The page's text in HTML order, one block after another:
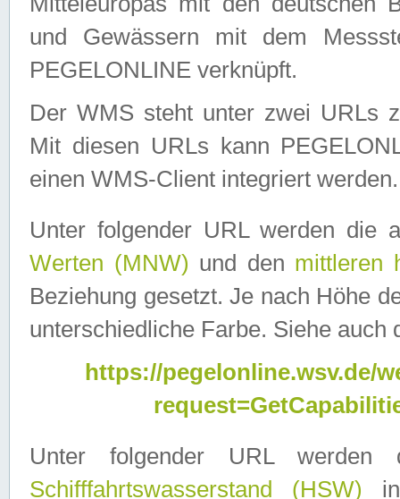
und Gewässern mit dem
PEGELONLINE verknüpft.
Der WMS steht unter zwei URLs
Mit diesen URLs kann
einen WMS-Client integriert werden.
Unter folgender URL werden die
Werten (MNW) und den mittleren
Beziehung gesetzt. Je nach Höhe
unterschiedliche Farbe. Siehe auch
https://pegelonline.wsv.de/
Unter folgender URL
Schifffahrtswasserstand (HSW)